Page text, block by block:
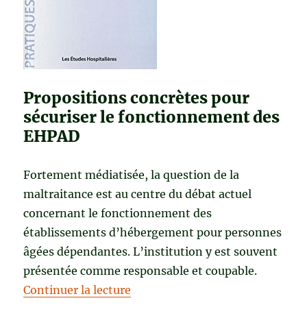
Propositions concrètes pour
sécuriser le fonctionnement des
EHPAD
Fortement médiatisée, la question de la
maltraitance est au centre du débat actuel
concernant le fonctionnement des
établissements d’hébergement pour personnes
âgées dépendantes. L’institution y est souvent
présentée comme responsable et coupable.
Continuer la lecture